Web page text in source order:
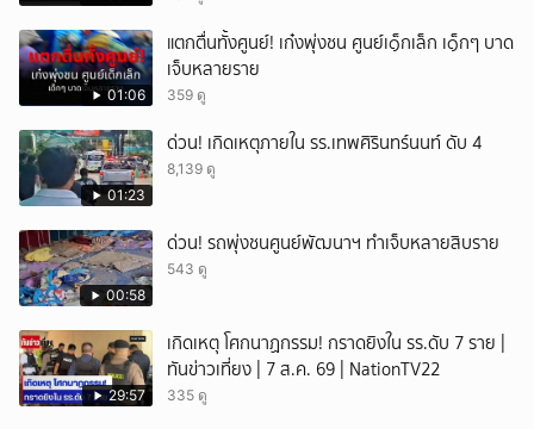
01:06
แตกตื่นทั้งศูนย์! เก๋งพุ่งชน ศูนย์เ๑็กเล็ก เ๑็กๆ บาด
เจ็บหลายราย
359 ดู
01:23
ด่วน! เกิดเหตุภายใน รร.เทพศิรินทร์นนท์ ดับ 4
8,139 ดู
00:58
ด่วน! รถพุ่งชนศูนย์พัฒนาฯ ทำเจ็บหลายสิบราย
543 ดู
29:57
เกิดเหตุ โศกนาฏกรรม! กราดยิงใน รร.ดับ 7 ราย |
ทันข่าวเที่ยง | 7 ส.ค. 69 | NationTV22
335 ดู